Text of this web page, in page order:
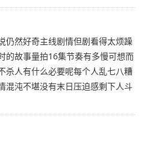
仍然好奇主线剧情但剧看得太烦躁
的故事量拍16集节奏有多慢可想而
杀人有什么必要呢每个人乱七八糟
混沌不堪没有末日压迫感剩下人斗